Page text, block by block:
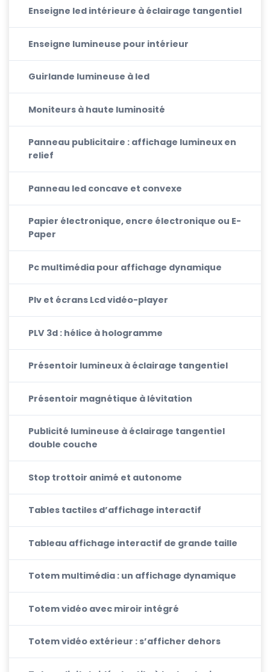
Enseigne led intérieure à éclairage tangentiel
Enseigne lumineuse pour intérieur
Guirlande lumineuse à led
Moniteurs à haute luminosité
Panneau publicitaire : affichage lumineux en
relief
Panneau led concave et convexe
Papier électronique, encre électronique ou E-
Paper
Pc multimédia pour affichage dynamique
Plv et écrans Lcd vidéo-player
PLV 3d : hélice à hologramme
Présentoir lumineux à éclairage tangentiel
Présentoir magnétique à lévitation
Publicité lumineuse à éclairage tangentiel
double couche
Stop trottoir animé et autonome
Tables tactiles d’affichage interactif
Tableau affichage interactif de grande taille
Totem multimédia : un affichage dynamique
Totem vidéo avec miroir intégré
Totem vidéo extérieur : s’afficher dehors